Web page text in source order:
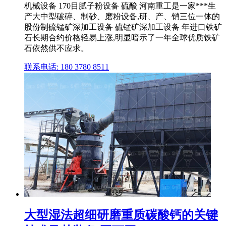
机械设备 170目腻子粉设备 硫酸 河南重工是一家***生
产大中型破碎、制砂、磨粉设备,研、产、销三位一体的
股份制硫锰矿深加工设备 硫锰矿深加工设备 年进口铁矿
石长期合约价格轻易上涨,明显暗示了一年全球优质铁矿
石依然供不应求。
联系电话: 180 3780 8511
大型湿法超细研磨重质碳酸钙的关键